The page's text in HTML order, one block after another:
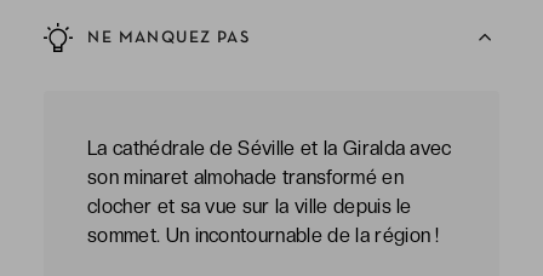
NE MANQUEZ PAS
La cathédrale de Séville et la Giralda avec
son minaret almohade transformé en
clocher et sa vue sur la ville depuis le
sommet. Un incontournable de la région !